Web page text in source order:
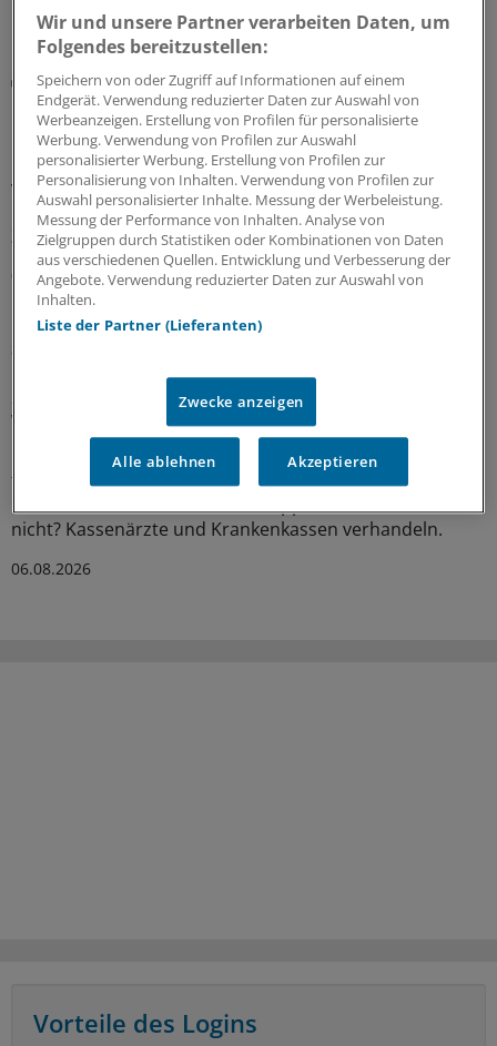
Notfallversorgung
Neuer Bereitschaftsdienst in Nordrhein ist ein
Erfolgsmodell
In nur zwölf Stunden waren die 6.000 Fahrdienste
vergeben: Der neu strukturierte ärztliche
Bereitschaftsdienst in Nordrhein wird gut angenommen.
Zuständig sind spezielle Kooperationsmediziner.
07.08.2026
Sparpaket sorgt für Unsicherheit
Praxisbesonderheiten in Zeiten des GKV-
Spargesetzes: Klarheit soll es in der kommenden
Woche geben
Ein Passus des Beitragssatzstabilisierungsgesetz sorgt
für Unruhe unter Ärztinnen und Ärzten. Stehen die
nicht? Kassenärzte und Krankenkassen verhandeln.
06.08.2026
Vorteile des Logins
Wir und unsere Partner verarbeiten Daten, um
Folgendes bereitzustellen:
Speichern von oder Zugriff auf Informationen auf einem
Endgerät. Verwendung reduzierter Daten zur Auswahl von
Werbeanzeigen. Erstellung von Profilen für personalisierte
Werbung. Verwendung von Profilen zur Auswahl
personalisierter Werbung. Erstellung von Profilen zur
Personalisierung von Inhalten. Verwendung von Profilen zur
Auswahl personalisierter Inhalte. Messung der Werbeleistung.
Messung der Performance von Inhalten. Analyse von
Zielgruppen durch Statistiken oder Kombinationen von Daten
aus verschiedenen Quellen. Entwicklung und Verbesserung der
Angebote. Verwendung reduzierter Daten zur Auswahl von
Inhalten.
Liste der Partner (Lieferanten)
Zwecke anzeigen
Alle ablehnen Akzeptieren